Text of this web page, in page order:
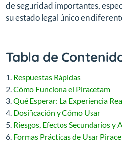
de seguridad importantes,
su estado legal único en
Tabla de
Respuestas Rápidas
Cómo Funciona el Piracetam
Qué Esperar: La Experiencia
Dosificación y Cómo Usar
Riesgos, Efectos Secundarios y
Formas Prácticas de Usar